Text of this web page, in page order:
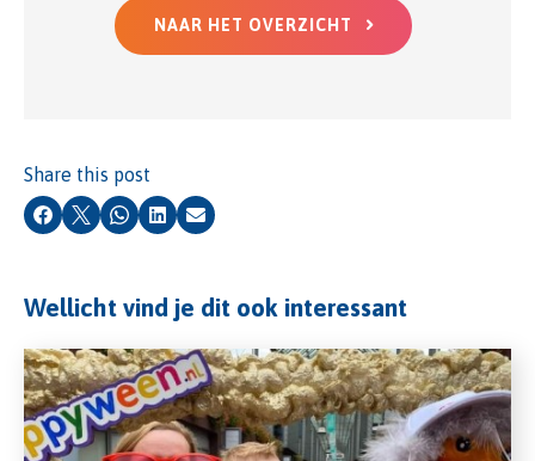
NAAR HET OVERZICHT
Share this post
Facebook
X Whatsapp
LinkedIn
Email
Wellicht vind je dit ook interessant